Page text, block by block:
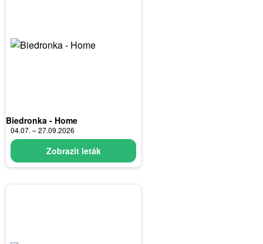
Biedronka - Home
04.07. – 27.09.2026
Zobrazit leták